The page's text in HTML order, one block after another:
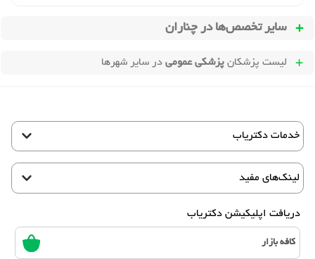
سایر تخصص‌ها در چناران
لیست پزشکان پزشکی عمومی در سایر شهرها
خدمات دکتریاب
لینک‌های مفید
دریافت اپلیکیشن دکتریاب
کافه بازار